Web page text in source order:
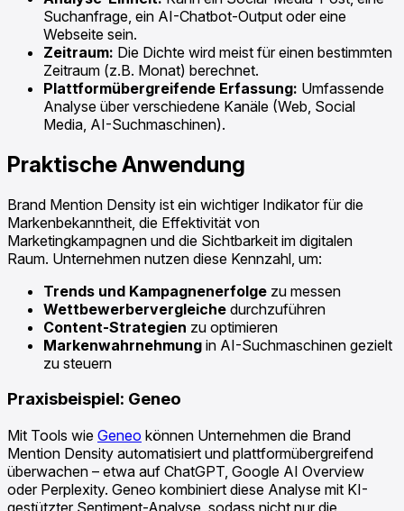
Suchanfrage, ein AI-Chatbot-Output oder eine
Webseite sein.
Zeitraum: Die Dichte wird meist für einen bestimmten
Zeitraum (z.B. Monat) berechnet.
Plattformübergreifende Erfassung: Umfassende
Analyse über verschiedene Kanäle (Web, Social
Media, AI-Suchmaschinen).
Praktische Anwendung
Brand Mention Density ist ein wichtiger Indikator für die
Markenbekanntheit, die Effektivität von
Marketingkampagnen und die Sichtbarkeit im digitalen
Raum. Unternehmen nutzen diese Kennzahl, um:
Trends und Kampagnenerfolge zu messen
Wettbewerbervergleiche durchzuführen
Content-Strategien zu optimieren
Markenwahrnehmung in AI-Suchmaschinen gezielt
zu steuern
Praxisbeispiel: Geneo
Mit Tools wie Geneo können Unternehmen die Brand
Mention Density automatisiert und plattformübergreifend
überwachen – etwa auf ChatGPT, Google AI Overview
oder Perplexity. Geneo kombiniert diese Analyse mit KI-
gestützter Sentiment-Analyse, sodass nicht nur die